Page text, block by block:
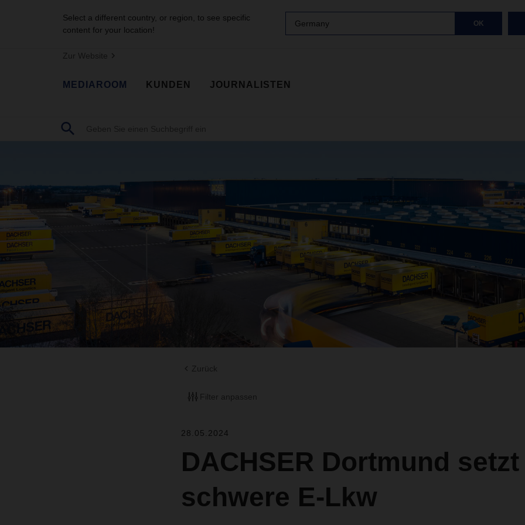
Select a different country, or region, to see specific
content for your location!
Germany OK
Zur Website
MEDIAROOM KUNDEN JOURNALISTEN
Zurück
Filter anpassen
28.05.2024
DACHSER Dortmund
schwere E-Lkw